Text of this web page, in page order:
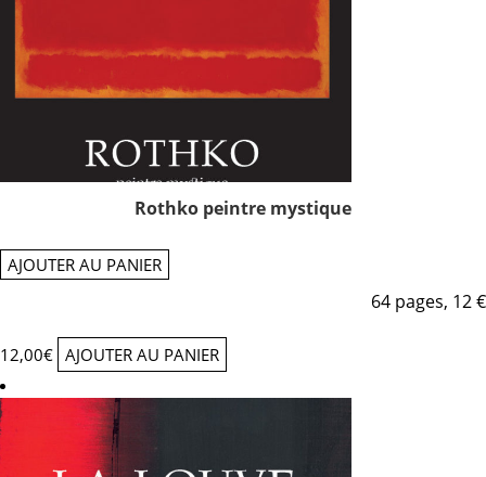
Rothko peintre mystique
AJOUTER AU PANIER
64 pages, 12 €
12,00€ AJOUTER AU PANIER